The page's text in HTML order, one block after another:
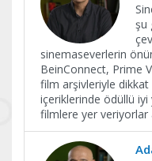
şu
sinemaseverlerin
BeinConnect, Prime
film arşivleriyle
içeriklerinde ödüllü iyi
filmlere yer